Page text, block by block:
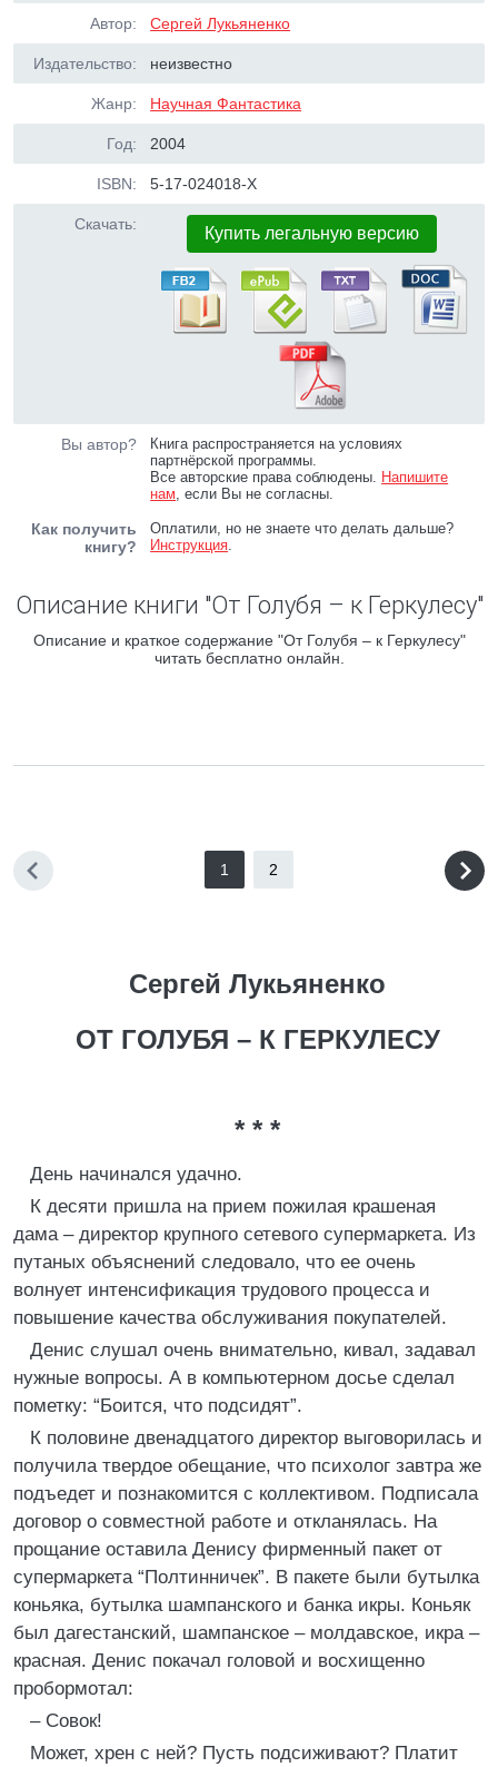
Автор: Сергей Лукьяненко
Издательство: неизвестно
Жанр: Научная Фантастика
Год: 2004
ISBN: 5-17-024018-X
Скачать: Купить легальную версию
Вы автор?
Книга распространяется на условиях
партнёрской программы.
Все авторские права соблюдены. Напишите
нам, если Вы не согласны.
Как получить
книгу?
Оплатили, но не знаете что делать дальше?
Инструкция.
Описание книги "От Голубя – к Геркулесу"
Описание и краткое содержание "От Голубя – к Геркулесу"
читать бесплатно онлайн.
1 2
Сергей Лукьяненко
ОТ ГОЛУБЯ – К ГЕРКУЛЕСУ
* * *
День начинался удачно.
К десяти пришла на прием пожилая крашеная
дама – директор крупного сетевого супермаркета. Из
путаных объяснений следовало, что ее очень
волнует интенсификация трудового процесса и
повышение качества обслуживания покупателей.
Денис слушал очень внимательно, кивал, задавал
нужные вопросы. А в компьютерном досье сделал
пометку: “Боится, что подсидят”.
К половине двенадцатого директор выговорилась и
получила твердое обещание, что психолог завтра же
подъедет и познакомится с коллективом. Подписала
договор о совместной работе и откланялась. На
прощание оставила Денису фирменный пакет от
супермаркета “Полтинничек”. В пакете были бутылка
коньяка, бутылка шампанского и банка икры. Коньяк
был дагестанский, шампанское – молдавское, икра –
красная. Денис покачал головой и восхищенно
пробормотал:
– Совок!
Может, хрен с ней? Пусть подсиживают? Платит